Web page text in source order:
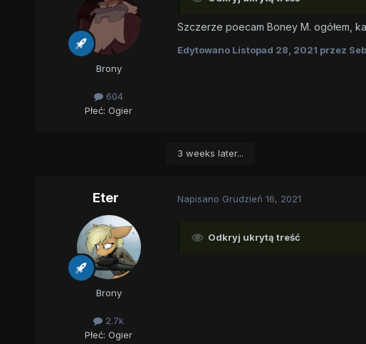
Brony
604
Płeć: Ogier
Szczerze poecam Boney M. ogółem,
Edytowano Listopad 28, 2021 przez
3 weeks later...
Eter
Brony
2.7k
Płeć: Ogier
Napisano Grudzień 16, 2021
Odkryj ukrytą treść